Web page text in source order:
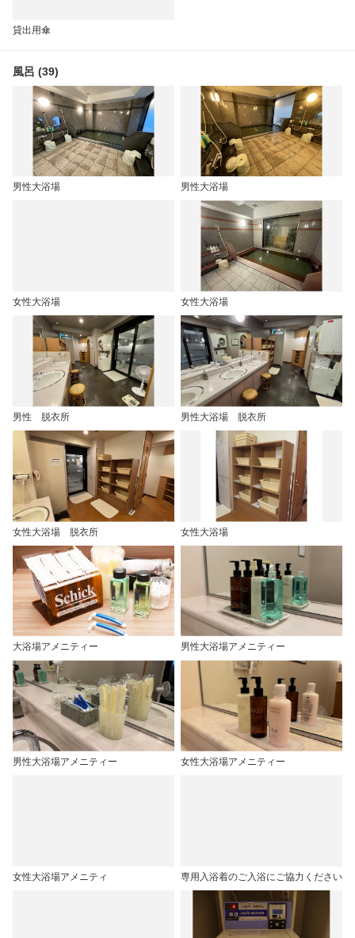
貸出用傘
風呂 (39)
男性大浴場 男性大浴場
女性大浴場 女性大浴場
男性 脱衣所 男性大浴場 脱衣所
女性大浴場 脱衣所 女性大浴場
大浴場アメニティー 男性大浴場アメニティー
男性大浴場アメニティー 女性大浴場アメニティー
女性大浴場アメニティ 専用入浴着のご入浴にご協力ください